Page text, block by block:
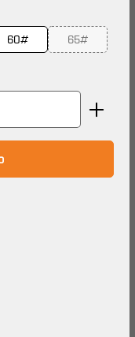
ist zurzeit nicht
60# 65#
(Diese
Wert ein